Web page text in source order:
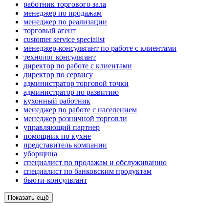
работник торгового зала
менеджер по продажам
менеджер по реализации
торговый агент
customer service specialist
менеджер-консультант по работе с клиентами
технолог консультант
директор по работе с клиентами
директор по сервису
администратор торговой точки
администратор по развитию
кухонный работник
менеджер по работе с населением
менеджер розничной торговли
управляющий партнер
помощник по кухне
представитель компании
уборщица
специалист по продажам и обслуживанию
специалист по банковским продуктам
бьюти-консультант
Показать ещё